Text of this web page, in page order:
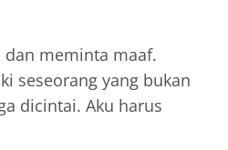
meminta maaf.
seseorang yang bukan
dicintai. Aku harus